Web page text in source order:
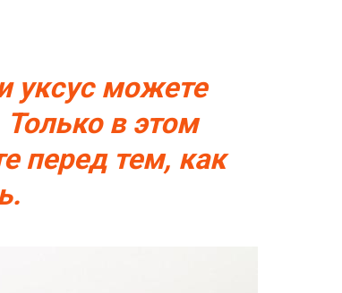
уксус можете
в этом
перед тем, как